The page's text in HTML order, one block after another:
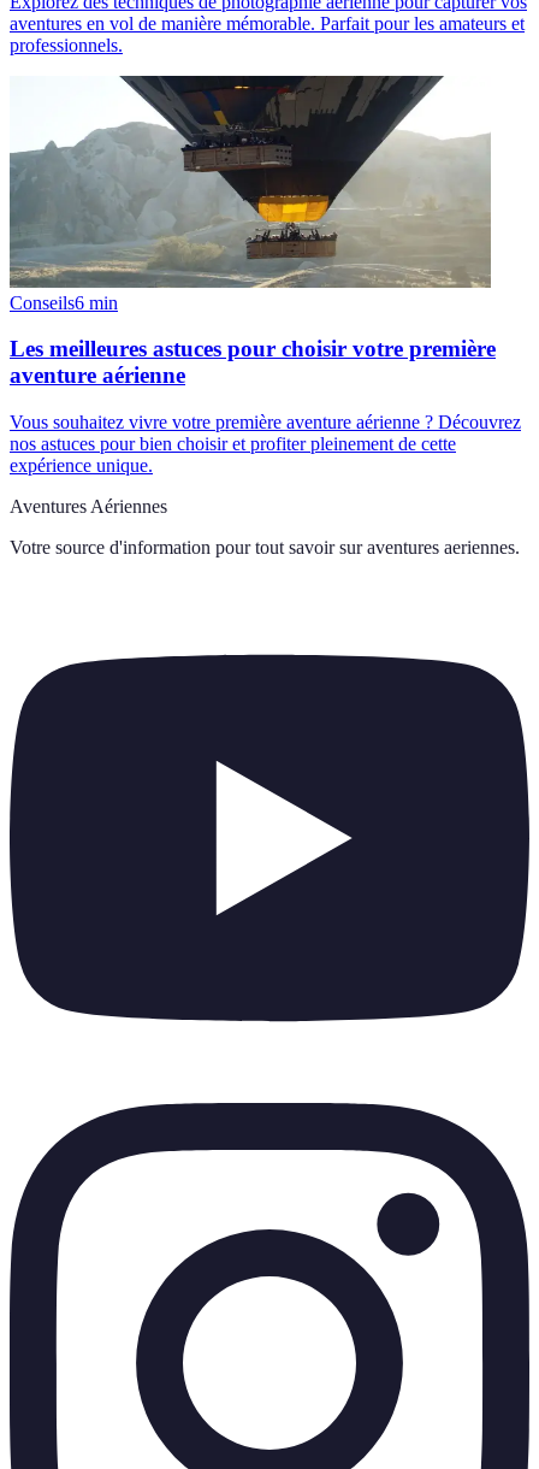
aventures en vol de manière mémorable. Parfait pour les amateurs et
professionnels.
Conseils6 min
Les meilleures astuces pour choisir votre première
aventure aérienne
Vous souhaitez vivre votre première aventure aérienne ? Découvrez
nos astuces pour bien choisir et profiter pleinement de cette
expérience unique.
Aventures Aériennes
Votre source d'information pour tout savoir sur aventures aeriennes.